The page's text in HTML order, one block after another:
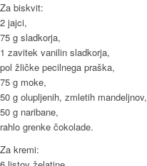
Za biskvit:
2 jajci,
75 g sladkorja,
1 zavitek vanilin sladkorja,
pol žličke pecilnega praška,
75 g moke,
50 g olupljenih, zmletih mandeljnov,
50 g naribane,
rahlo grenke čokolade.
Za kremi: